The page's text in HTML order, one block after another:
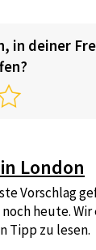
in deiner
London
Vorschlag
heute.
Tipp zu lesen.